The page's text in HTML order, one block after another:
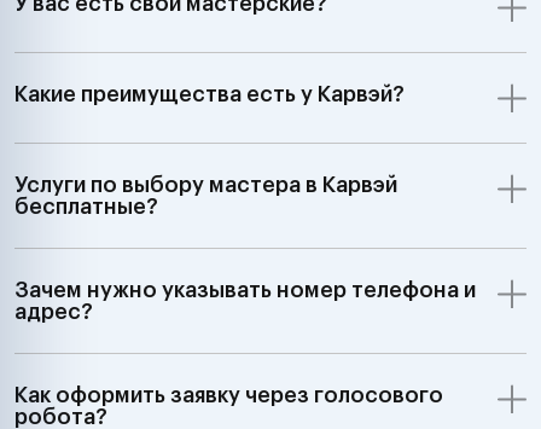
Какие преимущества есть у Карвэй?
Услуги по выбору мастера в Карвэй
бесплатные?
Зачем нужно указывать номер телефона и
адрес?
Как оформить заявку через голосового
робота?